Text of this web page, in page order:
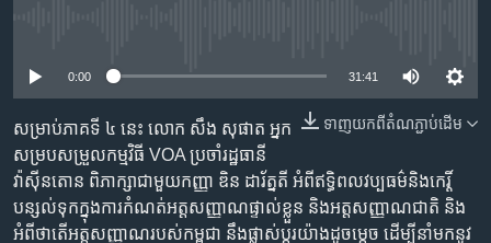
ទំព័រ​
បណ្តាញ​សង្គម
ភាសា
0:00 31:41
ទាញ​យក​ពី​តំណភ្ជាប់​ដើម
សម្រាប់ភាគទី ៤ នេះ លោក សឹង សុផាត អ្នក
សម្របសម្រួលកម្មវិធី VOA ប្រចាំរដ្ឋធានី
វ៉ាស៊ីនតោន ពិភាក្សាជាមួយកញ្ញា ឌិន ដារ័ត្នតី អំពីឥទ្ធិពលវប្បធម៌និង​កេរ្តិ៍
បន្សល់ទុកក្នុងការកំណត់អត្តសញ្ញាណផ្ទាល់ខ្លួន និងអត្តសញ្ញាណជាតិ និង
អំពីថាតើអត្តសញ្ញាណរបស់កម្ពុជា នឹងផ្លាស់ប្តូរយ៉ាងដូចម្តេច ដើម្បីនាំមកនូវ